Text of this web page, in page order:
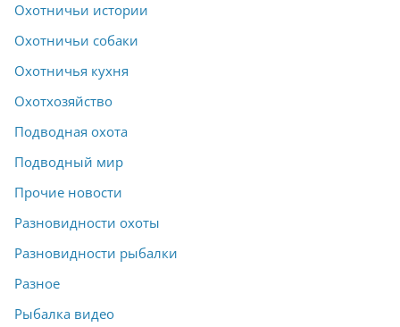
Охотничьи истории
Охотничьи собаки
Охотничья кухня
Охотхозяйство
Подводная охота
Подводный мир
Прочие новости
Разновидности охоты
Разновидности рыбалки
Разное
Рыбалка видео